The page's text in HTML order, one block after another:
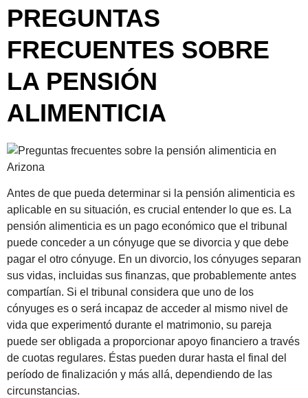
PREGUNTAS
FRECUENTES SOBRE
LA PENSIÓN
ALIMENTICIA
Antes de que pueda determinar si la pensión alimenticia es
aplicable en su situación, es crucial entender lo que es. La
pensión alimenticia es un pago económico que el tribunal
puede conceder a un cónyuge que se divorcia y que debe
pagar el otro cónyuge. En un divorcio, los cónyuges separan
sus vidas, incluidas sus finanzas, que probablemente antes
compartían. Si el tribunal considera que uno de los
cónyuges es o será incapaz de acceder al mismo nivel de
vida que experimentó durante el matrimonio, su pareja
puede ser obligada a proporcionar apoyo financiero a través
de cuotas regulares. Éstas pueden durar hasta el final del
período de finalización y más allá, dependiendo de las
circunstancias.